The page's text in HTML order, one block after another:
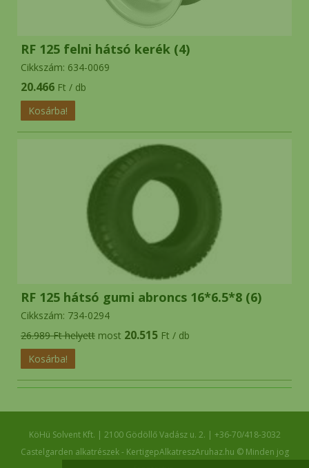
RF 125 felni hátsó kerék (4)
Cikkszám: 634-0069
20.466 Ft / db
RF 125 hátsó gumi abroncs 16*6.5*8 (6)
Cikkszám: 734-0294
26.989 Ft helyett most 20.515 Ft / db
KöHü Solvent Kft. | 2100 Gödöllő Vadász u. 2. | +36-70/418-3032
Castelgarden alkatrészek - KertigepAlkatreszAruhaz.hu © Minden jog